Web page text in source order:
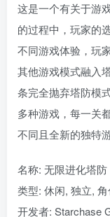
这是一个有关于游
的过程中，玩家的
不同游戏体验，玩
其他游戏模式融入
条完全抛弃塔防模
多种游戏，每一关
不同且全新的独特
名称: 无限进化塔防
类型: 休闲, 独立,
开发者: Starchase